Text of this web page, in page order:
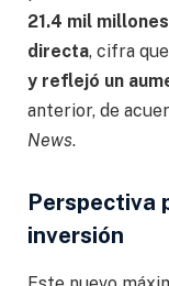
21.4 mil
directa, cifra
y reflejó un
anterior, de
News.
Perspectiva
inversión